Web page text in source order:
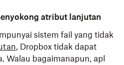
atribut lanjutan
sistem fail yang tidak
, Dropbox tidak dapat
Walau bagaimanapun, apl